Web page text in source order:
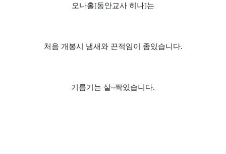
오나홀[동안교사 히나]는
처음 개봉시 냄새와 끈적임이 좀있습니다.
기름기는 살~짝있습니다.